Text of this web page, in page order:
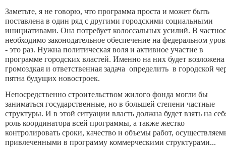
Заметьте, я не говорю, что программа проста и может быть
поставлена в один ряд с другими городскими социальными
инициативами. Она потребует колоссальных усилий. В
необходимо законодательное обеспечение на федеральном
- это раз. Нужна политическая воля и активное участие в
программе городских властей. Именно на них будет возложена
громоздкая и ответственная задача определить в городской
пятна будущих новостроек.
Непосредственно строительством жилого фонда могли бы
заниматься государственные, но в большей степени частные
структуры. И в этой ситуации власть должна будет взять на
роль координатора всей программы, а также жестко
контролировать сроки, качество и объемы работ,
привлеченными в программу коммерческими структурами...